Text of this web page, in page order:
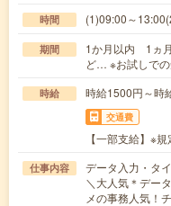
時間 (1)09:00～
期間
1か月以内 1ヵ
ど… ※お試しでの
時給 時給1500円～
交通費
【一部支給】※規
仕事内容
データ入力・タ
＼大人気＊デー
メの事務人気！